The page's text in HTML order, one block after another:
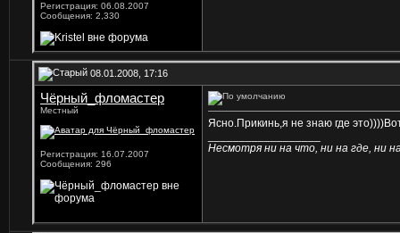
Регистрация: 06.08.2007
Сообщения: 2,330
08.01.2008, 17:16
Чёрный_фломастер
Местный
Регистрация: 16.07.2007
Сообщения: 296
Ясно.Прикинь,я не знаю где
Несмотря ни на что, ни на где, ни